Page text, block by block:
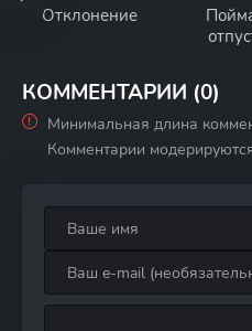
Отклонение
КОММЕНТАРИИ (0)
Минимальная длина
Комментарии